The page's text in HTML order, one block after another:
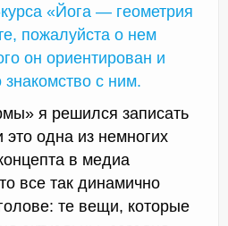
«Йога — геометрия
пожалуйста о нем
он ориентирован и
знакомство с ним.
я решился записать
это одна из немногих
в медиа
все так динамично
те вещи, которые